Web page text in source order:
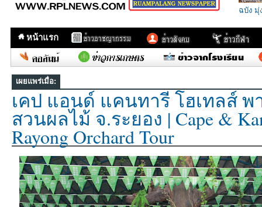
ฉบัง มุ่
หน้าแรก
เผยแพร่เมื่อ:
เคป แอนด์ แคนทารี โฮเทลส์
สวนผลไม้ จ.ระยอง | Cape &
Rayong Orchard Tour